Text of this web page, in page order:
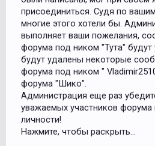
присоединиться. Судя по
многие этого хотели бы.
выполняет ваши пожелания,
форума под ником "Тута"
будут удалены некоторые
форума под ником "
форума "Шико".
Администрация еще раз
уважаемых участников форума
личности!
Нажмите, чтобы раскрыть...